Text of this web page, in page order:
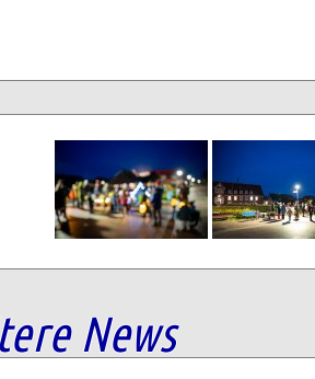
News